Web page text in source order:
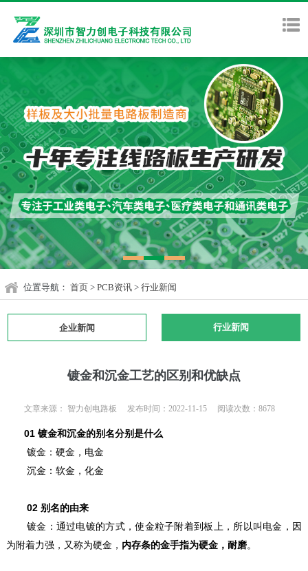
位置导航： 首页 > PCB资讯 > 行业新闻
企业新闻 行业新闻
镀金和沉金工艺的区别和优缺点
文章来源： 智力创电路板 发布时间：2022-11-15 阅读次数：8678
01 镀金和沉金的别名分别是什么
镀金：硬金，电金
沉金：软金，化金
02 别名的由来
镀金：通过电镀的方式，使金粒子附着到板上，所以叫电金，因
为附着力强，又称为硬金， 内存条的金手指为硬金，耐磨。